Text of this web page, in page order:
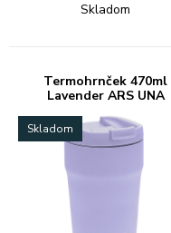
Skladom
Termohrnček 470ml
Lavender ARS UNA
Skladom